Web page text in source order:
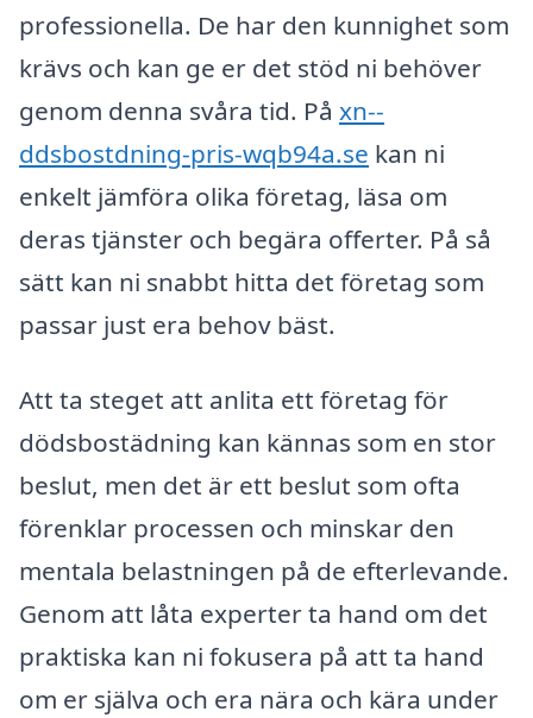
professionella. De har den kunnighet som
krävs och kan ge er det stöd ni behöver
genom denna svåra tid. På xn--
ddsbostdning-pris-wqb94a.se kan ni
enkelt jämföra olika företag, läsa om
deras tjänster och begära offerter. På så
sätt kan ni snabbt hitta det företag som
passar just era behov bäst.
Att ta steget att anlita ett företag för
dödsbostädning kan kännas som en stor
beslut, men det är ett beslut som ofta
förenklar processen och minskar den
mentala belastningen på de efterlevande.
Genom att låta experter ta hand om det
praktiska kan ni fokusera på att ta hand
om er själva och era nära och kära under